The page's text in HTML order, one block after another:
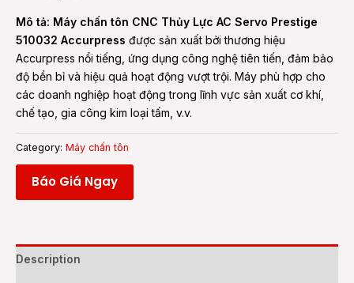
Mô tả: Máy chấn tôn CNC Thủy Lực AC Servo Prestige
510032 Accurpress được sản xuất bởi thương hiệu
Accurpress nổi tiếng, ứng dụng công nghệ tiên tiến, đảm bảo
độ bền bỉ và hiệu quả hoạt động vượt trội. Máy phù hợp cho
các doanh nghiệp hoạt động trong lĩnh vực sản xuất cơ khí,
chế tạo, gia công kim loại tấm, v.v.
Category: Máy chấn tôn
Báo Giá Ngay
Description